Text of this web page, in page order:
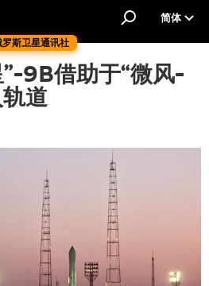
斯卫星通讯社
简体
9B借助于“微风-
道